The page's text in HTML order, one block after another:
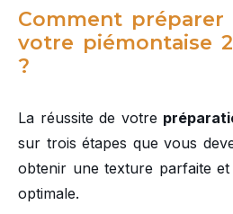
Comment
votre piémontaise
?
La réussite de votre
sur trois étapes que vous
obtenir une texture parfaite
optimale.